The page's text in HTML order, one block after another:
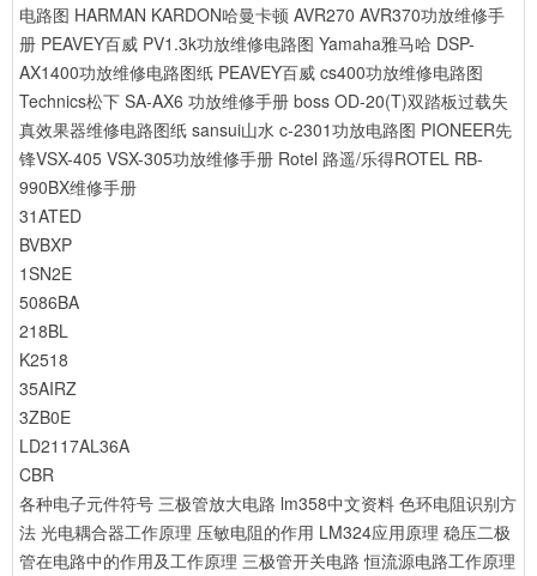
电路图 HARMAN KARDON哈曼卡顿 AVR270 AVR370功放维修手
册 PEAVEY百威 PV1.3k功放维修电路图 Yamaha雅马哈 DSP-
AX1400功放维修电路图纸 PEAVEY百威 cs400功放维修电路图
Technics松下 SA-AX6 功放维修手册 boss OD-20(T)双踏板过载失
真效果器维修电路图纸 sansui山水 c-2301功放电路图 PIONEER先
锋VSX-405 VSX-305功放维修手册 Rotel 路遥/乐得ROTEL RB-
990BX维修手册
31ATED
BVBXP
1SN2E
5086BA
218BL
K2518
35AIRZ
3ZB0E
LD2117AL36A
CBR
各种电子元件符号 三极管放大电路 lm358中文资料 色环电阻识别方
法 光电耦合器工作原理 压敏电阻的作用 LM324应用原理 稳压二极
管在电路中的作用及工作原理 三极管开关电路 恒流源电路工作原理